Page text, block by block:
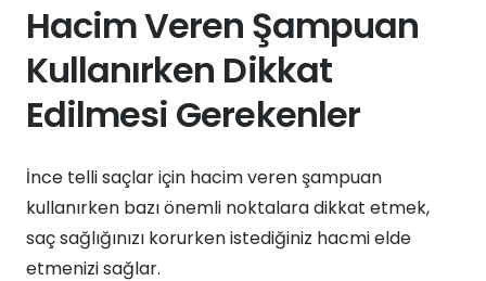
Hacim Veren Şampuan
Kullanırken Dikkat
Edilmesi Gerekenler
İnce telli saçlar için hacim veren şampuan
kullanırken bazı önemli noktalara dikkat etmek,
saç sağlığınızı korurken istediğiniz hacmi elde
etmenizi sağlar.